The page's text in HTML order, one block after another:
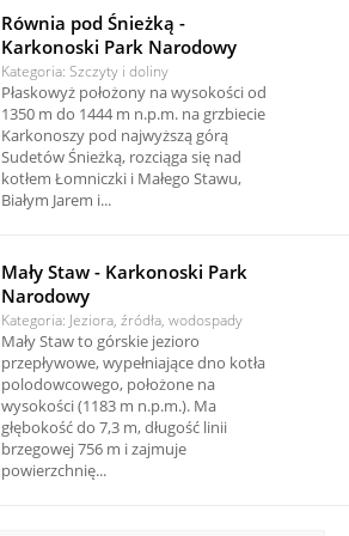
Równia pod Śnieżką -
Karkonoski Park Narodowy
Kategoria: Szczyty i doliny
Płaskowyż położony na wysokości od
1350 m do 1444 m n.p.m. na grzbiecie
Karkonoszy pod najwyższą górą
Sudetów Śnieżką, rozciąga się nad
kotłem Łomniczki i Małego Stawu,
Białym Jarem i...
Mały Staw - Karkonoski Park
Narodowy
Kategoria: Jeziora, źródła, wodospady
Mały Staw to górskie jezioro
przepływowe, wypełniające dno kotła
polodowcowego, położone na
wysokości (1183 m n.p.m.). Ma
głębokość do 7,3 m, długość linii
brzegowej 756 m i zajmuje
powierzchnię...